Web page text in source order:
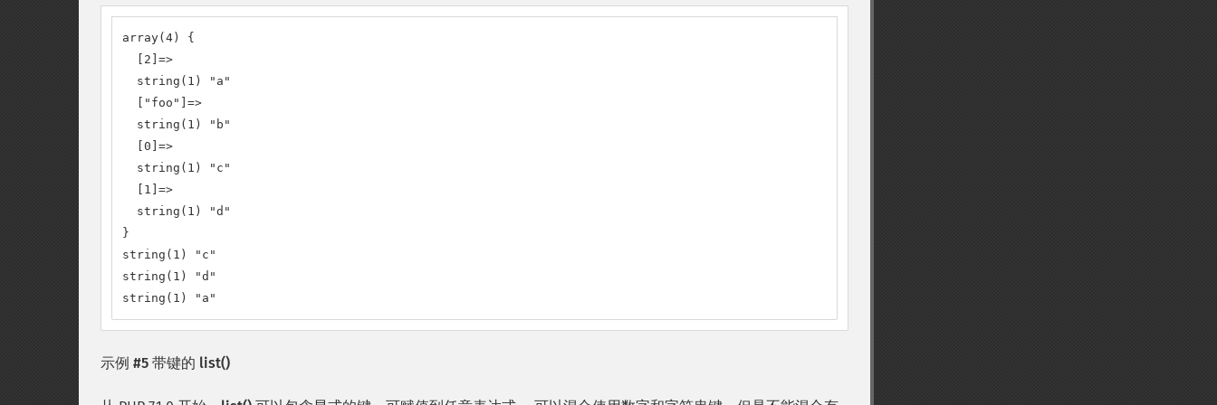
array(4) {
  [2]=>
  string(1) "a"
  ["foo"]=>
  string(1) "b"
  [0]=>
  string(1) "c"
  [1]=>
  string(1) "d"
}
string(1) "c"
string(1) "d"
string(1) "a"
示例 #5 带键的 list()